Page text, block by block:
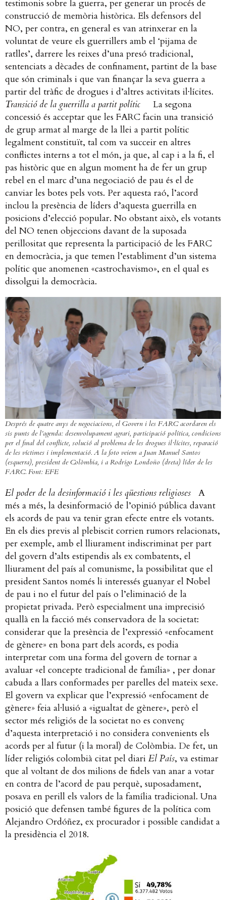
testimonis sobre la guerra, per generar un procés de
construcció de memòria històrica. Els defensors del
NO, per contra, en general es van atrinxerar en la
voluntat de veure els guerrillers amb el ‘pijama de
ratlles’, darrere les reixes d’una presó tradicional,
sentenciats a dècades de confinament, partint de la base
que són criminals i que van finançar la seva guerra a
partir del tràfic de drogues i d’altres activitats il·lícites.
Transició de la guerrilla a partit polític
La segona
concessió és acceptar que les FARC facin una transició
de grup armat al marge de la llei a partit polític
legalment constituït, tal com va succeir en altres
conflictes interns a tot el món, ja que, al cap i a la fi, el
pas històric que en algun moment ha de fer un grup
rebel en el marc d’una negociació de pau és el de
canviar les botes pels vots. Per aquesta raó, l’acord
inclou la presència de líders d’aquesta guerrilla en
posicions d’elecció popular. No obstant això, els votants
del NO tenen objeccions davant de la suposada
perillositat que representa la participació de les FARC
en democràcia, ja que temen l’establiment d’un sistema
polític que anomenen «castrochavismo», en el qual es
dissolgui la democràcia.
Després de quatre anys de negociacions, el Govern i les FARC acordaren els
sis punts de l’agenda: desenvolupament agrari, participació política, condicions
per el final del conflicte, solució al problema de les drogues il·lícites, reparació
de les víctimes i implementació. A la foto veiem a Juan Manuel Santos
(esquerra), president de Colòmbia, i a Rodrigo Londoño (dreta) líder de les
FARC. Font: EFE
El poder de la desinformació i les qüestions religioses A
més a més, la desinformació de l’opinió pública davant
els acords de pau va tenir gran efecte entre els votants.
En els dies previs al plebiscit corrien rumors relacionats,
per exemple, amb el lliurament indiscriminat per part
del govern d’alts estipendis als ex combatents, el
lliurament del país al comunisme, la possibilitat que el
president Santos només li interessés guanyar el Nobel
de pau i no el futur del país o l’eliminació de la
propietat privada. Però especialment una imprecisió
quallà en la facció més conservadora de la societat:
considerar que la presència de l’expressió «enfocament
de gènere» en bona part dels acords, es podia
interpretar com una forma del govern de tornar a
avaluar «el concepte tradicional de família» , per donar
cabuda a llars conformades per parelles del mateix sexe.
El govern va explicar que l’expressió «enfocament de
gènere» feia al·lusió a «igualtat de gènere», però el
sector més religiós de la societat no es convenç
d’aquesta interpretació i no considera convenients els
acords per al futur (i la moral) de Colòmbia. De fet, un
líder religiós colombià citat pel diari El País, va estimar
que al voltant de dos milions de fidels van anar a votar
en contra de l’acord de pau perquè, suposadament,
posava en perill els valors de la família tradicional. Una
posició que defensen també figures de la política com
Alejandro Ordóñez, ex procurador i possible candidat a
la presidència el 2018.